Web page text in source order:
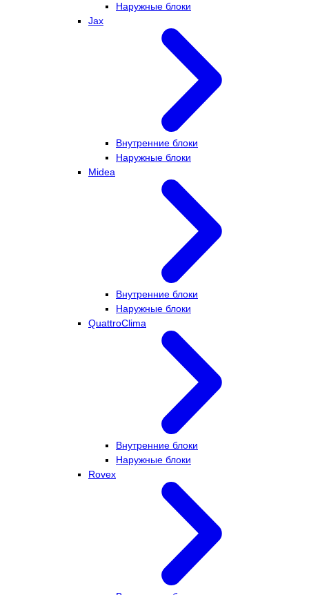
Наружные блоки
Jax
Внутренние блоки
Наружные блоки
Midea
Внутренние блоки
Наружные блоки
QuattroClima
Внутренние блоки
Наружные блоки
Rovex